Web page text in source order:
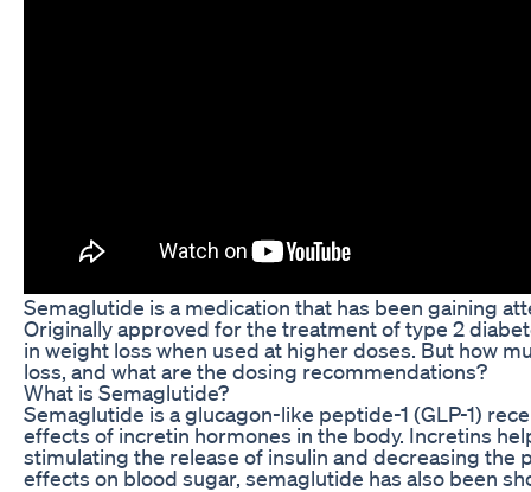
Semaglutide is a medication that has been gaining
Originally approved for the treatment of type 2
in weight loss when used at higher doses. But how
loss, and what are the dosing recommendations?
What is Semaglutide?
Semaglutide is a glucagon-like peptide-1 (GLP-1)
effects of incretin hormones in the body. Incretins
stimulating the release of insulin and decreasing the
effects on blood sugar, semaglutide has also been